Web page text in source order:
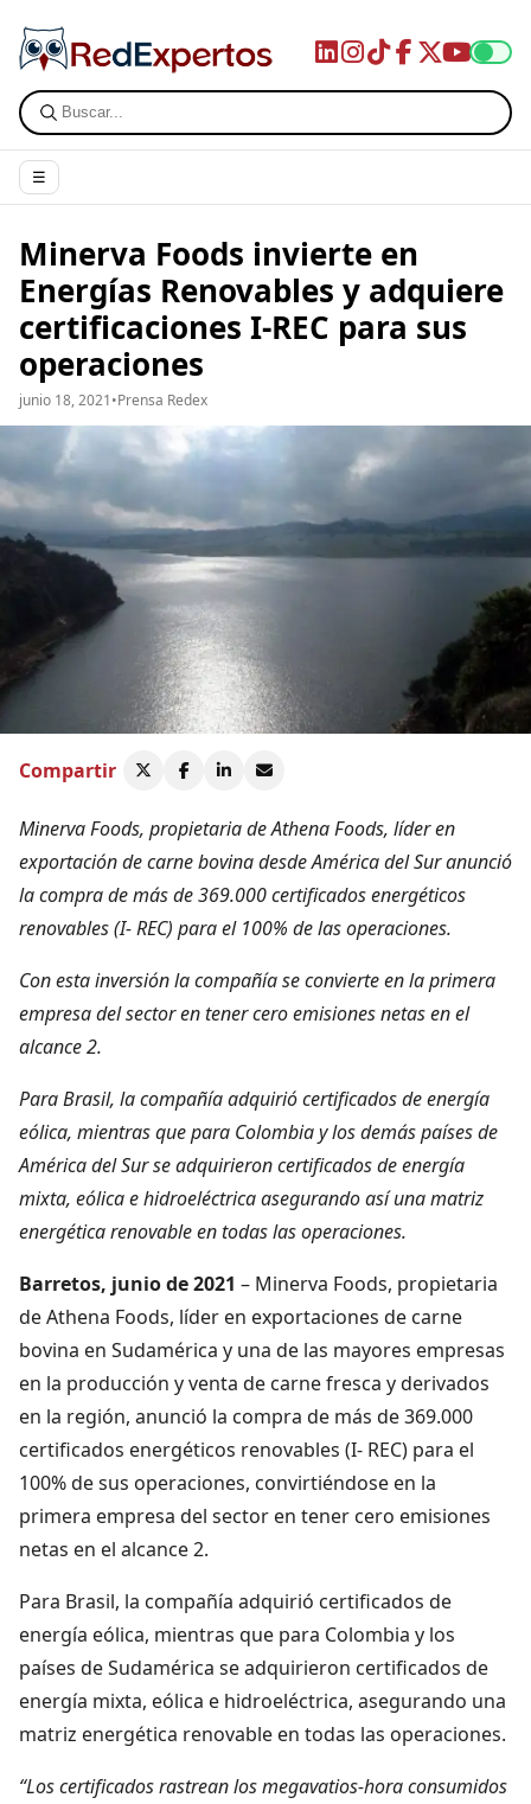
☰
Minerva Foods invierte en
Energías Renovables y adquiere
certificaciones I-REC para sus
operaciones
junio 18, 2021•Prensa Redex
Compartir
Minerva Foods, propietaria de Athena Foods, líder en
exportación de carne bovina desde América del Sur anunció
la compra de más de 369.000 certificados energéticos
renovables (I- REC) para el 100% de las operaciones.
Con esta inversión la compañía se convierte en la primera
empresa del sector en tener cero emisiones netas en el
alcance 2.
Para Brasil, la compañía adquirió certificados de energía
eólica, mientras que para Colombia y los demás países de
América del Sur se adquirieron certificados de energía
mixta, eólica e hidroeléctrica asegurando así una matriz
energética renovable en todas las operaciones.
Barretos, junio de 2021 – Minerva Foods, propietaria
de Athena Foods, líder en exportaciones de carne
bovina en Sudamérica y una de las mayores empresas
en la producción y venta de carne fresca y derivados
en la región, anunció la compra de más de 369.000
certificados energéticos renovables (I- REC) para el
100% de sus operaciones, convirtiéndose en la
primera empresa del sector en tener cero emisiones
netas en el alcance 2.
Para Brasil, la compañía adquirió certificados de
energía eólica, mientras que para Colombia y los
países de Sudamérica se adquirieron certificados de
energía mixta, eólica e hidroeléctrica, asegurando una
matriz energética renovable en todas las operaciones.
“Los certificados rastrean los megavatios-hora consumidos